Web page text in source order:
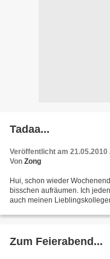
Tadaa...
Veröffentlicht am 21.05.2010
Von Zong
Hui, schon wieder
bisschen aufräumen. Ich
auch meinen
Zum Feierabend...